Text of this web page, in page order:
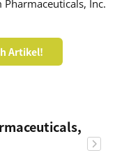
Inc.
Artikel!